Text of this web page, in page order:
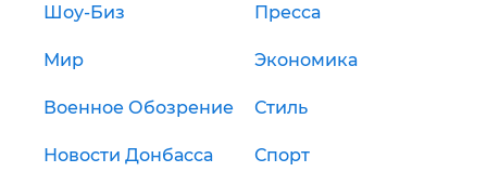
Шоу-Биз Пресса
Мир Экономика
Военное Обозрение Стиль
Новости Донбасса Спорт